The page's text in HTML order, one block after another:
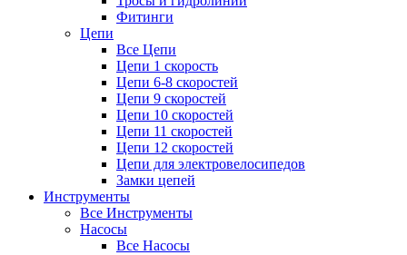
Фитинги
Цепи
Все Цепи
Цепи 1 скорость
Цепи 6-8 скоростей
Цепи 9 скоростей
Цепи 10 скоростей
Цепи 11 скоростей
Цепи 12 скоростей
Цепи для электровелосипедов
Замки цепей
Инструменты
Все Инструменты
Насосы
Все Насосы